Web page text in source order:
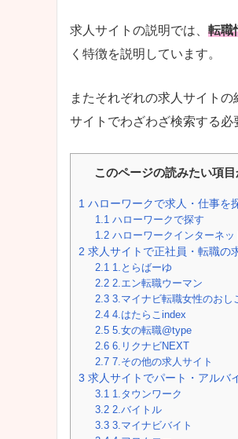
求人サイトの説明では、 転職
く特徴を説明しています。
またそれぞれの求人サイトの
サイトでわざわざ検索する必
このページの読みたい項
1 ハローワークで求人・仕事を
1.1 ハローワークで探す
1.2 ハローワークインターネッ
2 求人サイトで正社員・転職の
2.1 1.とらばーゆ
2.2 2.エン転職ウーマン
2.3 3.マイナビ転職女性のおし
2.4 4.はたらこindex
2.5 5.女の転職@type
2.6 6.リクナビNEXT
2.7 7.その他の求人サイト
3 求人サイトでパート・アルバ
3.1 1.タウンワーク
3.2 2.バイトル
3.3 3.マイナビバイト